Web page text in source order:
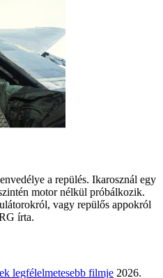
a repülés. Ikarosznál egy
motor nélkül próbálkozik.
vagy repülős appokról
írta.
legfélelmetesebb filmje 2026.